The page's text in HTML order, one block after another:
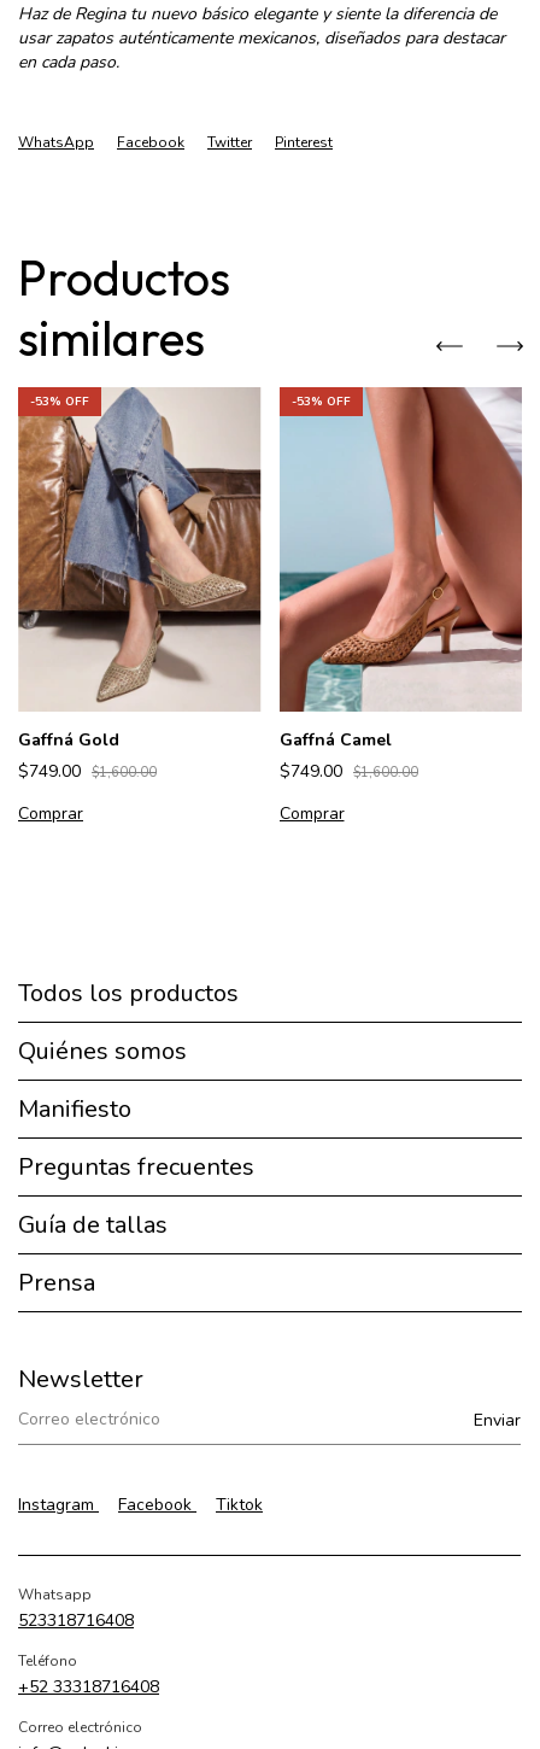
Haz de Regina tu nuevo básico elegante y siente la diferencia de
usar zapatos auténticamente mexicanos, diseñados para destacar
en cada paso.
WhatsApp Facebook Twitter Pinterest
Productos
similares
-53% OFF
Gaffná Gold
$749.00 $1,600.00
Comprar
-53% OFF
Gaffná Camel
$749.00 $1,600.00
Comprar
Todos los productos
Quiénes somos
Manifiesto
Preguntas frecuentes
Guía de tallas
Prensa
Newsletter
Instagram Facebook Tiktok
Whatsapp
523318716408
Teléfono
+52 33318716408
Correo electrónico